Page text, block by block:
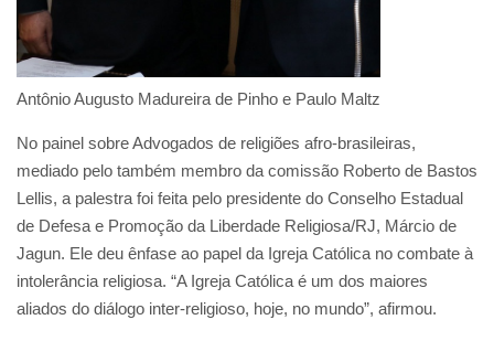
Antônio Augusto Madureira de Pinho e Paulo Maltz
No painel sobre Advogados de religiões afro-brasileiras,
mediado pelo também membro da comissão Roberto de Bastos
Lellis, a palestra foi feita pelo presidente do Conselho Estadual
de Defesa e Promoção da Liberdade Religiosa/RJ, Márcio de
Jagun. Ele deu ênfase ao papel da Igreja Católica no combate à
intolerância religiosa. “A Igreja Católica é um dos maiores
aliados do diálogo inter-religioso, hoje, no mundo”, afirmou.